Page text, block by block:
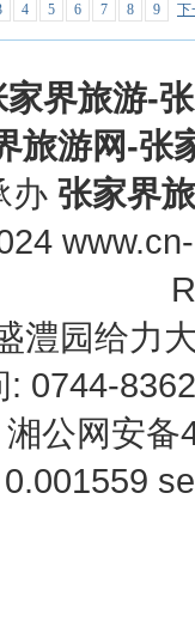
4 5 6 7 8 9 下
界旅游-
旅游网-张
办 张家界
澧园给力
: 0744-
湘公网安备